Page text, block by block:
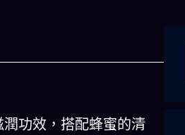
功效，搭配蜂蜜的清